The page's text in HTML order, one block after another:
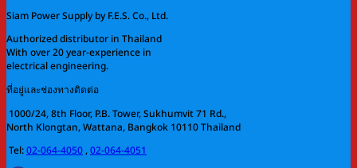
Siam Power Supply by F.E.S. Co., Ltd.
Authorized distributor in Thailand
With over 20 year-experience in
electrical engineering.
ที่อยู่และช่องทางติดต่อ
1000/24, 8th Floor, P.B. Tower, Sukhumvit 71 Rd.,
North Klongtan, Wattana, Bangkok 10110 Thailand
Tel:02-064-4050,02-064-4051